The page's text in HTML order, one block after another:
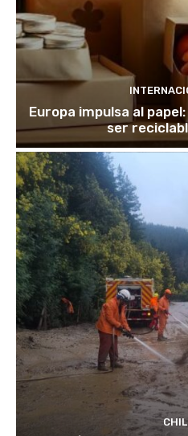
Europa impulsa al
ser